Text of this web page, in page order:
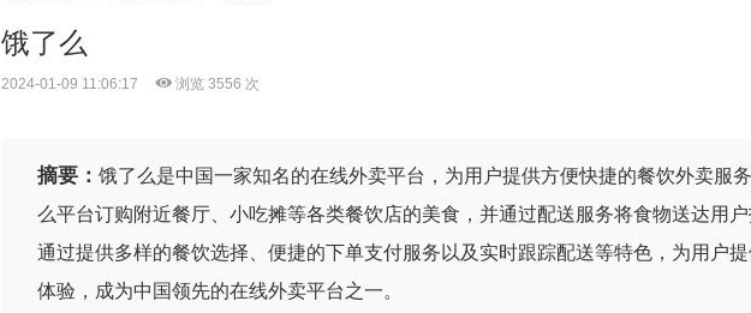
饿了么
2024-01-09 11:06:17 浏览 3556 次
摘要： 饿了么是中国一家知名的在线外卖平台，为用户提供方便快捷的餐饮外卖服
么平台订购附近餐厅、小吃摊等各类餐饮店的美食，并通过配送服务将食物送达用
通过提供多样的餐饮选择、便捷的下单支付服务以及实时跟踪配送等特色，为用户
体验，成为中国领先的在线外卖平台之一。